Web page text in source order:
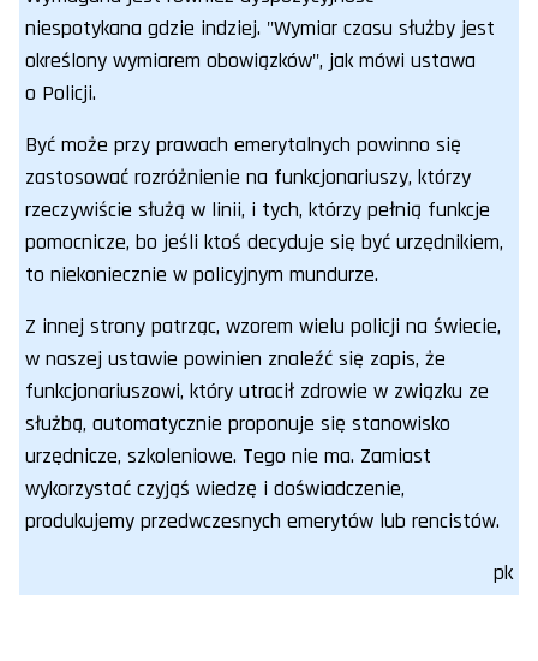
niespotykana gdzie indziej. "Wymiar czasu służby jest
określony wymiarem obowiązków", jak mówi ustawa
o Policji.
Być może przy prawach emerytalnych powinno się
zastosować rozróżnienie na funkcjonariuszy, którzy
rzeczywiście służą w linii, i tych, którzy pełnią funkcje
pomocnicze, bo jeśli ktoś decyduje się być urzędnikiem,
to niekoniecznie w policyjnym mundurze.
Z innej strony patrząc, wzorem wielu policji na świecie,
w naszej ustawie powinien znaleźć się zapis, że
funkcjonariuszowi, który utracił zdrowie w związku ze
służbą, automatycznie proponuje się stanowisko
urzędnicze, szkoleniowe. Tego nie ma. Zamiast
wykorzystać czyjąś wiedzę i doświadczenie,
produkujemy przedwczesnych emerytów lub rencistów.
pk